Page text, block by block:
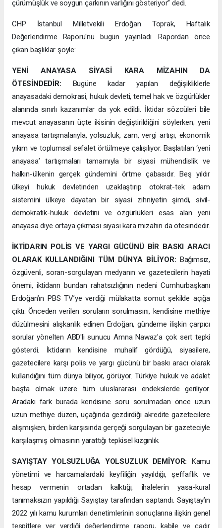
çürümüşlük ve soygun çarkının varlığını gösteriyor” dedi.
CHP İstanbul Milletvekili Erdoğan Toprak, Haftalık
Değerlendirme Raporu'nu bugün yayınladı. Rapordan önce
çıkan başlıklar şöyle:
YENİ ANAYASA SİYASİ KARA MİZAHIN DA
ÖTESİNDEDİR: Bugüne kadar yapılan değişikliklerle
anayasadaki demokrasi, hukuk devleti, temel hak ve özgürlükler
alanında sınırlı kazanımlar da yok edildi. İktidar sözcüleri bile
mevcut anayasanın üçte ikisinin değiştirildiğini söylerken; yeni
anayasa tartışmalarıyla, yolsuzluk, zam, vergi artışı, ekonomik
yıkım ve toplumsal sefalet örtülmeye çalışılıyor. Başlatılan ‘yeni
anayasa’ tartışmaları tamamıyla bir siyasi mühendislik ve
halkın-ülkenin gerçek gündemini örtme çabasıdır. Beş yıldır
ülkeyi hukuk devletinden uzaklaştırıp otokrat-tek adam
sistemini ülkeye dayatan bir siyasi zihniyetin şimdi, sivil-
demokratik-hukuk devletini ve özgürlükleri esas alan yeni
anayasa diye ortaya çıkması siyasi kara mizahın da ötesindedir.
İKTİDARIN POLİS VE YARGI GÜCÜNÜ BİR BASKI ARACI
OLARAK KULLANDIĞINI TÜM DÜNYA BİLİYOR: Bağımsız,
özgüvenli, soran-sorgulayan medyanın ve gazetecilerin hayati
önemi, iktidarın bundan rahatsızlığının nedeni Cumhurbaşkanı
Erdoğan’ın PBS TV’ye verdiği mülakatta somut şekilde açığa
çıktı. Önceden verilen soruların sorulmasını, kendisine methiye
düzülmesini alışkanlık edinen Erdoğan, gündeme ilişkin çarpıcı
sorular yönelten ABD'li sunucu Amna Nawaz'a çok sert tepki
gösterdi. İktidarın kendisine muhalif gördüğü, siyasilere,
gazetecilere karşı polis ve yargı gücünü bir baskı aracı olarak
kullandığını tüm dünya biliyor, görüyor. Türkiye hukuk ve adalet
başta olmak üzere tüm uluslararası endekslerde geriliyor.
Aradaki fark burada kendisine soru sorulmadan önce uzun
uzun methiye düzen, uçağında gezdirdiği akredite gazetecilere
alışmışken, birden karşısında gerçeği sorgulayan bir gazeteciyle
karşılaşmış olmasının yarattığı tepkisel kızgınlık.
SAYIŞTAY YOLSUZLUĞA YOLSUZLUK DEMİYOR: Kamu
yönetimi ve harcamalardaki keyfiliğin yayıldığı, şeffaflık ve
hesap vermenin ortadan kalktığı, ihalelerin yasa-kural
tanımaksızın yapıldığı Sayıştay tarafından saptandı. Sayıştay’ın
2022 yılı kamu kurumları denetimlerinin sonuçlarına ilişkin genel
tespitlere yer verdiği değerlendirme raporu, kabile ve çadır